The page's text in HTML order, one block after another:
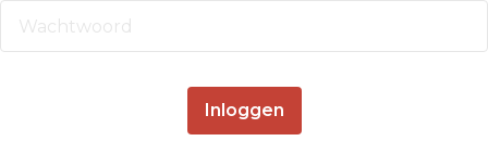
Inloggen